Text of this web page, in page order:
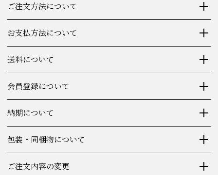
ご注文方法について
お支払方法について
送料について
会員登録について
納期について
包装・同梱物について
ご注文内容の変更